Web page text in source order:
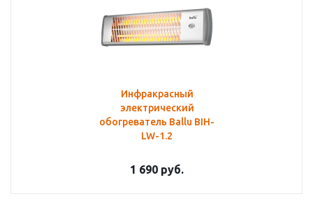
Инфракрасный
электрический
обогреватель Ballu BIH-
LW-1.2
1 690 руб.